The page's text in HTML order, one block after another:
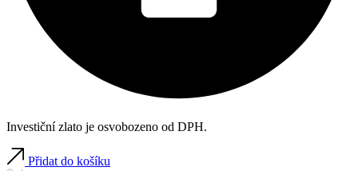
Investiční zlato je osvobozeno od DPH.
Přidat do košíku